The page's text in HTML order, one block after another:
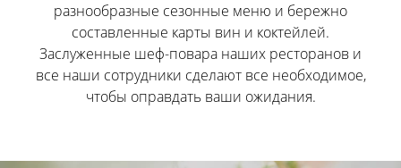
разнообразные сезонные меню и бережно
составленные карты вин и коктейлей.
Заслуженные шеф-повара наших ресторанов и
все наши сотрудники сделают все необходимое,
чтобы оправдать ваши ожидания.